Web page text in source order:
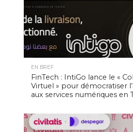
EN BREF
FinTech : IntiGo lance le «
Virtuel » pour démocratiser
aux services numériques en